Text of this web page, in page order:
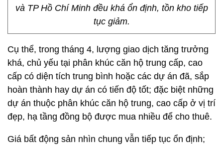
và TP Hồ Chí Minh đều khá ổn định, tồn kho tiếp
tục giảm.
Cụ thể, trong tháng 4, lượng giao dịch tăng trưởng
khá, chủ yếu tại phân khúc căn hộ trung cấp, cao
cấp có diện tích trung bình hoặc các dự án đã, sắp
hoàn thành hay dự án có tiến độ tốt; đặc biệt những
dự án thuộc phân khúc căn hộ trung, cao cấp ở vị trí
đẹp, hạ tầng đồng bộ được mua nhiều để cho thuê.
Giá bất động sản nhìn chung vẫn tiếp tục ổn định;